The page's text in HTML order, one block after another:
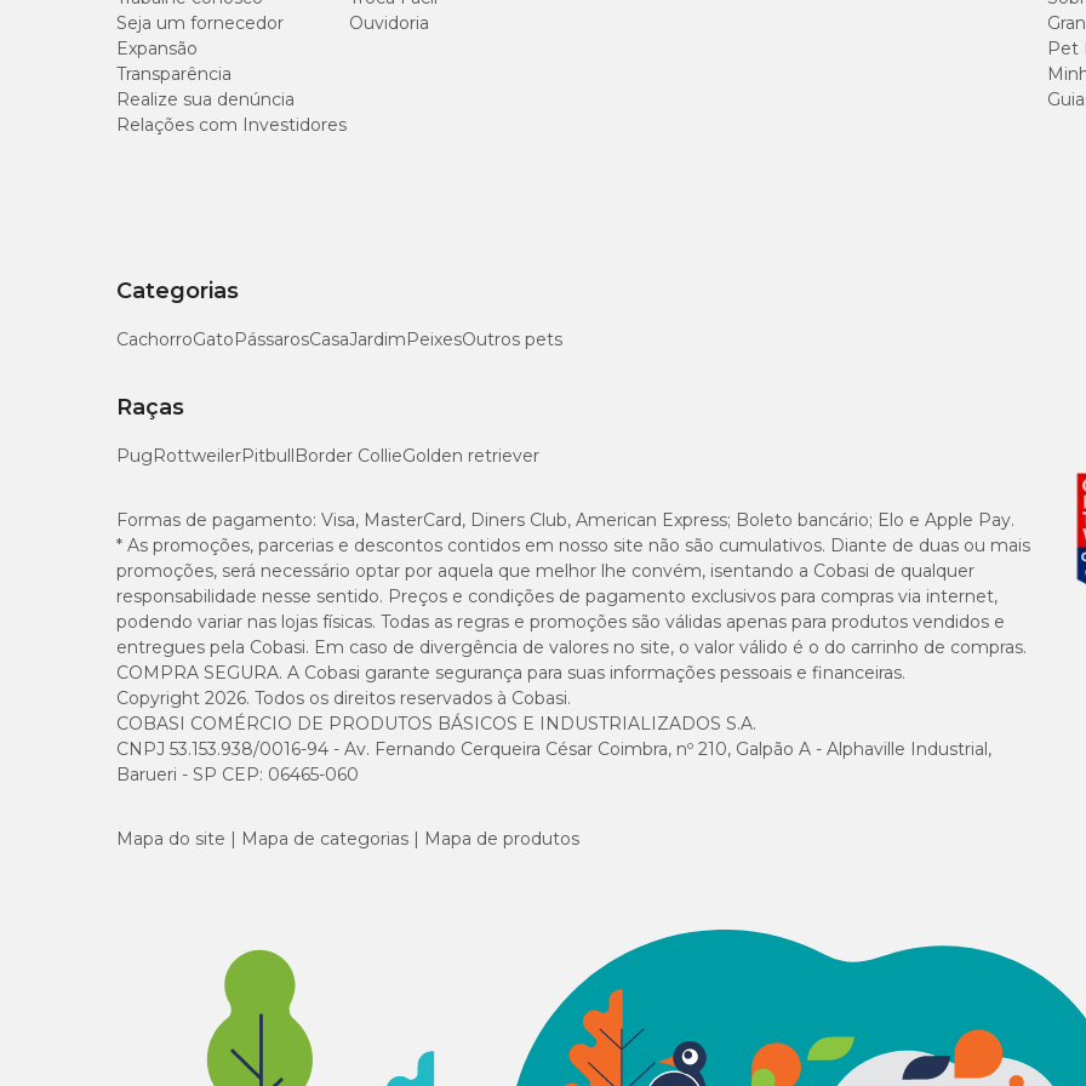
Nº 05
(C) 76cm x (L) 57cm x
(A)
Nº 06 (A)
Seja um fornecedor
Expansão
Transparência
Realize sua denúncia
Relações com Investidores
Ouvidoria
Pet
Categorias
CachorroGatoPássarosCasaJardimPeixesOutros pets
Raças
PugRottweilerPitbullBorder CollieGolden retriever
Formas de pagamento: Visa, MasterCard, Diners Club, American Express; Boleto bancário; Elo e Apple Pay.
* As promoções, parcerias e descontos contidos em nosso site não são cumulativos. Diante de duas ou mais
promoções, será necessário optar por aquela que melhor lhe convém, isentando a Cobasi de qualquer
responsabilidade nesse sentido. Preços e condições de pagamento exclusivos para compras via internet,
podendo variar nas lojas físicas. Todas as regras e promoções são válidas apenas para produtos vendidos e
entregues pela Cobasi. Em caso de divergência de valores no site, o valor válido é o do carrinho de compras.
COMPRA SEGURA. A Cobasi garante segurança para suas informações pessoais e financeiras.
Copyright 2026. Todos os direitos reservados à Cobasi.
COBASI COMÉRCIO DE PRODUTOS BÁSICOS E INDUSTRIALIZADOS S.A.
CNPJ 53.153.938/0016-94 - Av. Fernando Cerqueira César Coimbra, nº 210, Galpão A - Alphaville Industrial,
Barueri - SP CEP: 06465-060
Mapa do site Mapa de categorias Mapa de produtos